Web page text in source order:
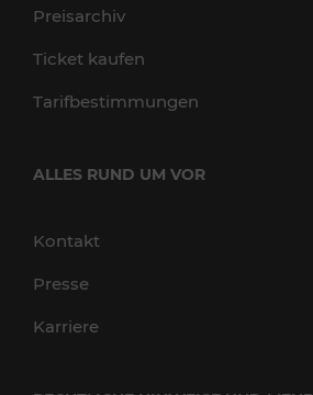
Preisarchiv
Ticket kaufen
Tarifbestimmungen
ALLES RUND UM VOR
Kontakt
Presse
Karriere